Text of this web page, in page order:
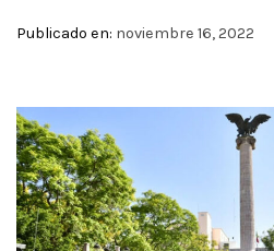
Publicado en: noviembre 16, 2022